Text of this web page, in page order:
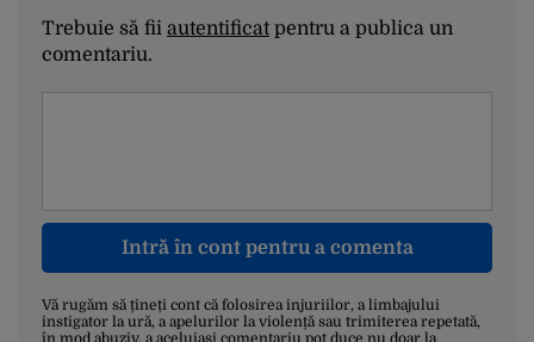
Trebuie să fii autentificatpentru a publica un
comentariu.
Intră în cont pentru a comenta
Vă rugăm să țineți cont că folosirea injuriilor, a limbajului
instigator la ură, a apelurilor la violență sau trimiterea repetată,
în mod abuziv, a aceluiași comentariu pot duce nu doar la